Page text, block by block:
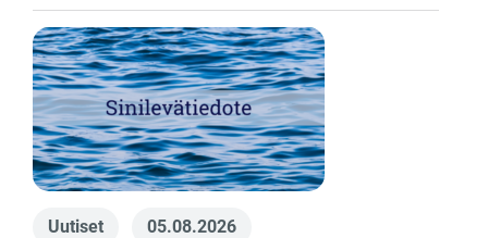
Uutiset 05.08.2026